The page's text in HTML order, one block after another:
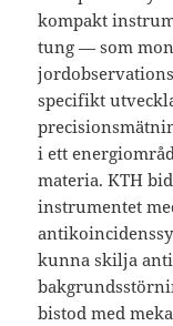
kompakt
tung — som
specifikt
i ett
materia. KTH
instrumentet
kunna skilja
bistod med